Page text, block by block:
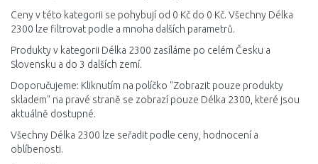
Ceny v této kategorii se pohybují od 0 Kč do 0 Kč. Všechny Délka
2300 lze filtrovat podle a mnoha dalších parametrů.
Produkty v kategorii Délka 2300 zasíláme po celém Česku a
Slovensku a do 3 dalších zemí.
Doporučujeme: Kliknutím na políčko "Zobrazit pouze produkty
skladem" na pravé straně se zobrazí pouze Délka 2300, které jsou
aktuálně dostupné.
Všechny Délka 2300 lze seřadit podle ceny, hodnocení a
oblíbenosti.